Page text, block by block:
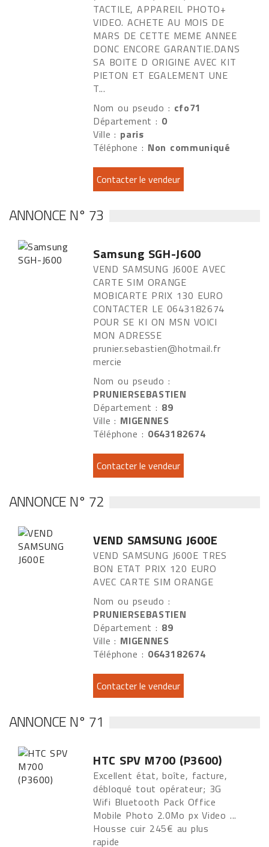
TACTILE, APPAREIL PHOTO+
VIDEO. ACHETE AU MOIS DE
MARS DE CETTE MEME ANNEE
DONC ENCORE GARANTIE.DANS
SA BOITE D ORIGINE AVEC KIT
PIETON ET EGALEMENT UNE
T...
Nom ou pseudo : cfo71
Département : 0
Ville : paris
Téléphone : Non communiqué
ANNONCE N° 73
Samsung SGH-J600
VEND SAMSUNG J600E AVEC
CARTE SIM ORANGE
MOBICARTE PRIX 130 EURO
CONTACTER LE 0643182674
POUR SE KI ON MSN VOICI
MON ADRESSE
prunier.sebastien@hotmail.fr
mercie
Nom ou pseudo :
PRUNIERSEBASTIEN
Département : 89
Ville : MIGENNES
Téléphone : 0643182674
ANNONCE N° 72
VEND SAMSUNG J600E
VEND SAMSUNG J600E TRES
BON ETAT PRIX 120 EURO
AVEC CARTE SIM ORANGE
Nom ou pseudo :
PRUNIERSEBASTIEN
Département : 89
Ville : MIGENNES
Téléphone : 0643182674
ANNONCE N° 71
HTC SPV M700 (P3600)
Excellent état, boîte, facture,
débloqué tout opérateur; 3G
Wifi Bluetooth Pack Office
Mobile Photo 2.0Mo px Video ...
Housse cuir 245€ au plus
rapide